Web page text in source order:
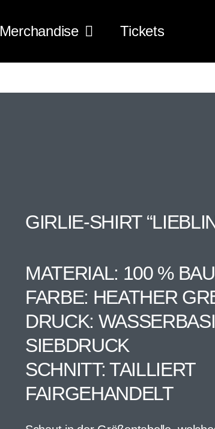
Merchandise Tickets
GIRLIE-SHIRT
MATERIAL: 100 %
FARBE: HEATHER
DRUCK:
SIEBDRUCK
SCHNITT: TAILLIERT
FAIRGEHANDELT